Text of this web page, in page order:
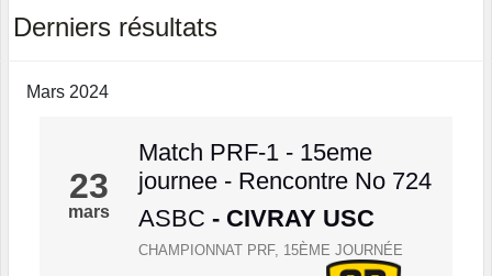
Derniers résultats
Mars 2024
23
mars
Match PRF-1 - 15eme
journee - Rencontre No 724
ASBC - CIVRAY USC
CHAMPIONNAT PRF, 15ÈME JOURNÉE